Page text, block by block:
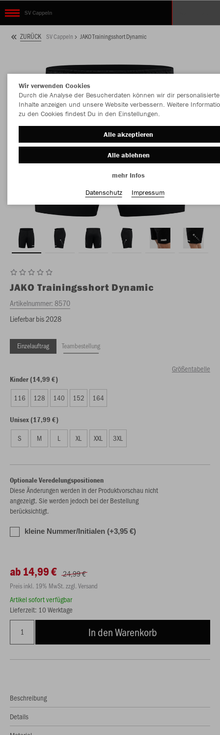
SV Cappeln
ZURÜCK SV Cappeln JAKO Trainingsshort Dynamic
JAKO Trainingsshort Dynamic
Artikelnummer:8570
Lieferbar bis 2028
Einzelauftrag Teambestellung
Größentabelle
Kinder (14,99 €)
116 128 140 152 164
Unisex (17,99 €)
S M L XL XXL 3XL
Optionale Veredelungspositionen
Diese Änderungen werden in der Produktvorschau nicht
angezeigt. Sie werden jedoch bei der Bestellung
berücksichtigt.
kleine Nummer/Initialen (+3,95 €)
ab 14,99 € 24,99 €
Preis inkl. 19% MwSt. zzgl. Versand
Artikel sofort verfügbar
Lieferzeit: 10 Werktage
In den Warenkorb
Beschreibung
Details
Wir verwenden Cookies
Durch die Analyse der Besucherdaten können wir dir personalisierte
Inhalte anzeigen und unsere Website verbessern. Weitere
zu den Cookies findest Du in den Einstellungen.
Alle akzeptieren
Alle ablehnen
mehr Infos
Datenschutz
Impressum